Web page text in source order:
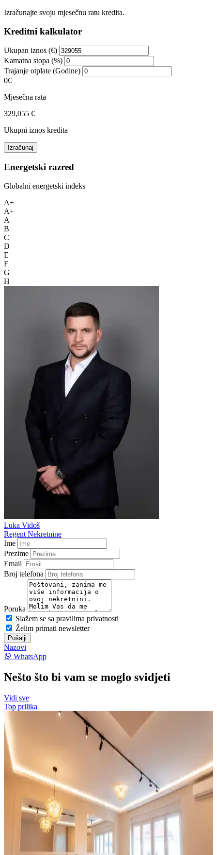
Izračunajte svoju mjesečnu ratu kredita.
Kreditni kalkulator
Ukupan iznos (€)
Kamatna stopa (%)
Trajanje otplate (Godine)
0€
Mjesečna rata
329,055 €
Ukupni iznos kredita
Izračunaj
Energetski razred
Globalni energetski indeks
A+
A+
A
B
C
D
E
F
G
H
Luka Vidoš
Regent Nekretnine
Ime
Prezime
Email
Broj telefona
Poruka
Slažem se sa pravilima privatnosti
Želim primati newsletter
Pošalji
Nazovi
WhatsApp
Nešto što bi vam se moglo svidjeti
Vidi sve
Top prilika